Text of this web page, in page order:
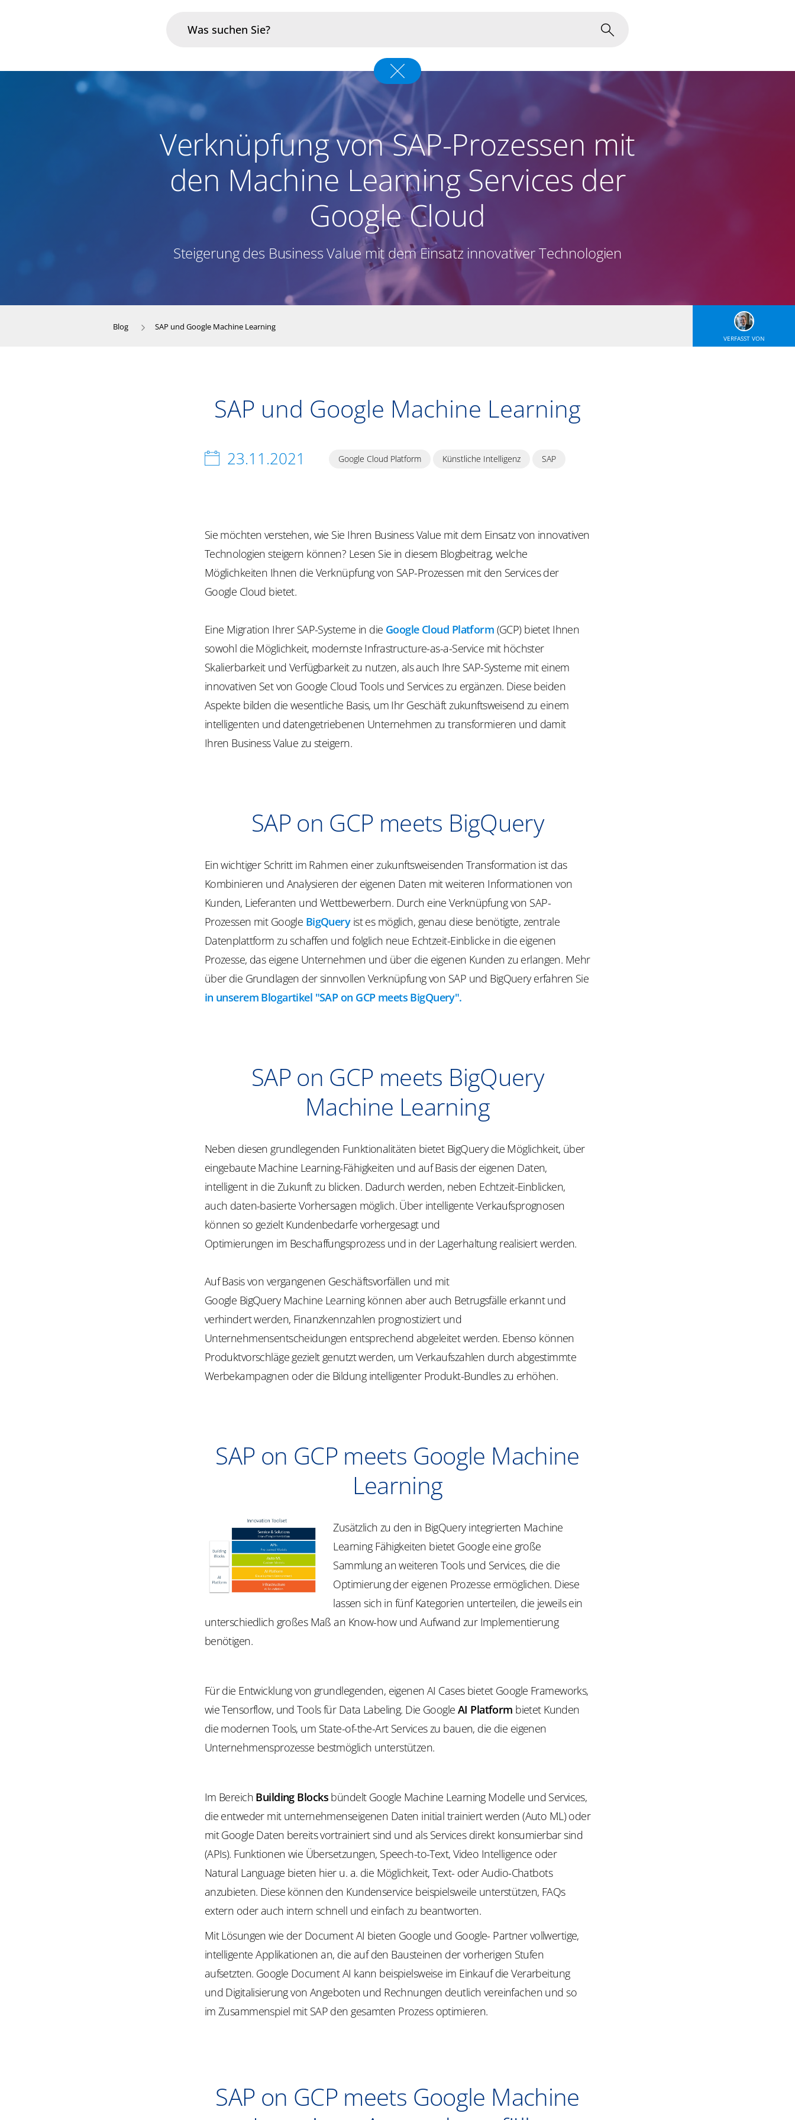
Verknüpfung von SAP-Prozessen mit
den Machine Learning Services der
Google Cloud
Steigerung des Business Value mit dem Einsatz innovativer Technologien
Blog SAP und Google Machine Learning
VERFASST VON
SAP und Google Machine Learning
23.11.2021 Google Cloud Platform Künstliche Intelligenz SAP
Sie möchten verstehen, wie Sie Ihren Business Value mit dem Einsatz von innovativen
Technologien steigern können? Lesen Sie in diesem Blogbeitrag, welche
Möglichkeiten Ihnen die Verknüpfung von SAP-Prozessen mit den Services der
Google Cloud bietet.
Eine Migration Ihrer SAP-Systeme in die Google Cloud Platform (GCP) bietet Ihnen
sowohl die Möglichkeit, modernste Infrastructure-as-a-Service mit höchster
Skalierbarkeit und Verfügbarkeit zu nutzen, als auch Ihre SAP-Systeme mit einem
innovativen Set von Google Cloud Tools und Services zu ergänzen. Diese beiden
Aspekte bilden die wesentliche Basis, um Ihr Geschäft zukunftsweisend zu einem
intelligenten und datengetriebenen Unternehmen zu transformieren und damit
Ihren Business Value zu steigern.
SAP on GCP meets BigQuery
Ein wichtiger Schritt im Rahmen einer zukunftsweisenden Transformation ist das
Kombinieren und Analysieren der eigenen Daten mit weiteren Informationen von
Kunden, Lieferanten und Wettbewerbern. Durch eine Verknüpfung von SAP-
Prozessen mit Google BigQuery ist es möglich, genau diese benötigte, zentrale
Datenplattform zu schaffen und folglich neue Echtzeit-Einblicke in die eigenen
Prozesse, das eigene Unternehmen und über die eigenen Kunden zu erlangen. Mehr
über die Grundlagen der sinnvollen Verknüpfung von SAP und BigQuery erfahren Sie
in unserem Blogartikel "SAP on GCP meets BigQuery".
SAP on GCP meets BigQuery
Machine Learning
Neben diesen grundlegenden Funktionalitäten bietet BigQuery die Möglichkeit, über
eingebaute Machine Learning-Fähigkeiten und auf Basis der eigenen Daten,
intelligent in die Zukunft zu blicken. Dadurch werden, neben Echtzeit-Einblicken,
auch daten-basierte Vorhersagen möglich. Über intelligente Verkaufsprognosen
können so gezielt Kundenbedarfe vorhergesagt und
Optimierungen im Beschaffungsprozess und in der Lagerhaltung realisiert werden.
Auf Basis von vergangenen Geschäftsvorfällen und mit
Google BigQuery Machine Learning können aber auch Betrugsfälle erkannt und
verhindert werden, Finanzkennzahlen prognostiziert und
Unternehmensentscheidungen entsprechend abgeleitet werden. Ebenso können
Produktvorschläge gezielt genutzt werden, um Verkaufszahlen durch abgestimmte
Werbekampagnen oder die Bildung intelligenter Produkt-Bundles zu erhöhen.
SAP on GCP meets Google Machine
Learning
Zusätzlich zu den in BigQuery integrierten Machine
Learning Fähigkeiten bietet Google eine große
Sammlung an weiteren Tools und Services, die die
Optimierung der eigenen Prozesse ermöglichen. Diese
lassen sich in fünf Kategorien unterteilen, die jeweils ein
unterschiedlich großes Maß an Know-how und Aufwand zur Implementierung
benötigen.
Für die Entwicklung von grundlegenden, eigenen AI Cases bietet Google Frameworks,
wie Tensorflow, und Tools für Data Labeling. Die Google AI Platform bietet Kunden
die modernen Tools, um State-of-the-Art Services zu bauen, die die eigenen
Unternehmensprozesse bestmöglich unterstützen.
Im Bereich Building Blocksbündelt Google Machine Learning Modelle und Services,
die entweder mit unternehmenseigenen Daten initial trainiert werden (Auto ML) oder
mit Google Daten bereits vortrainiert sind und als Services direkt konsumierbar sind
(APIs). Funktionen wie Übersetzungen, Speech-to-Text, Video Intelligence oder
Natural Language bieten hier u. a. die Möglichkeit, Text- oder Audio-Chatbots
anzubieten. Diese können den Kundenservice beispielsweile unterstützen, FAQs
extern oder auch intern schnell und einfach zu beantworten.
Mit Lösungen wie der Document AI bieten Google und Google- Partner vollwertige,
intelligente Applikationen an, die auf den Bausteinen der vorherigen Stufen
aufsetzten. Google Document AI kann beispielsweise im Einkauf die Verarbeitung
und Digitalisierung von Angeboten und Rechnungen deutlich vereinfachen und so
im Zusammenspiel mit SAP den gesamten Prozess optimieren.
SAP on GCP meets Google Machine